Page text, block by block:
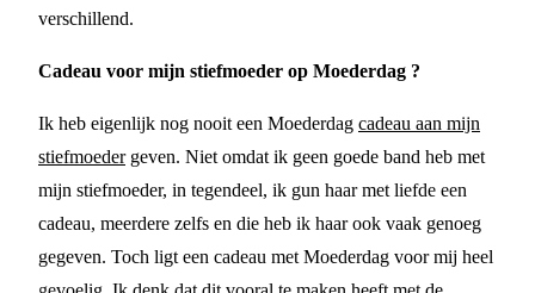
verschillend.
Cadeau voor mijn stiefmoeder op Moederdag ?
Ik heb eigenlijk nog nooit een Moederdag cadeau aan mijn
stiefmoedergeven. Niet omdat ik geen goede band heb met
mijn stiefmoeder, in tegendeel, ik gun haar met liefde een
cadeau, meerdere zelfs en die heb ik haar ook vaak genoeg
gegeven. Toch ligt een cadeau met Moederdag voor mij heel